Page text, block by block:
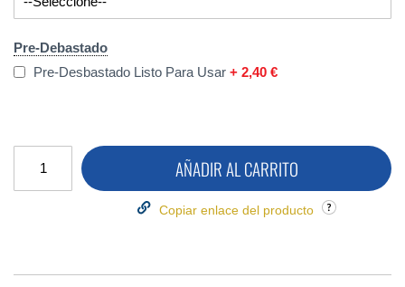
Pre-Debastado
Pre-Desbastado Listo Para Usar+2,40 €
AÑADIR AL CARRITO
Copiar enlace del producto